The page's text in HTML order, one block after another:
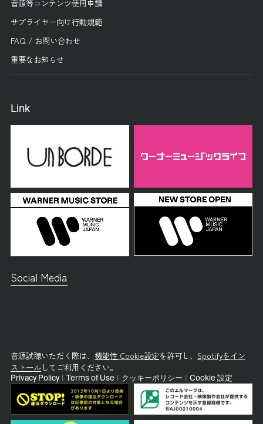
音源等コンテンツ使用申請
サプライヤー向け行動規範
FAQ / お問い合わせ
重要なお知らせ
Link
Social Media
音源試聴いただく際は、 機能性 Cookie設定を許可し、 Spotifyをイン
ストールしてご利用ください。
Privacy Policy Terms of Use クッキーポリシー Cookie 設定